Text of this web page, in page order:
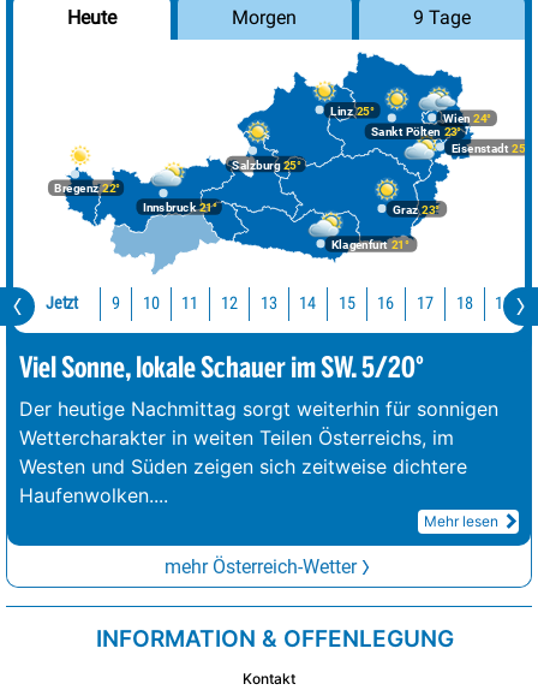
Heute Morgen 9 Tage
Bregenz22°
Graz23°
Innsbruck21°
Klagenfurt 21°
Linz25°
Salzburg25°
Wien 24°
Eisenstadt 25°
Sankt Pölten 23°
Jetzt 9 10 11 12 13 14 15 16 17 18 19
Viel Sonne, lokale Schauer im SW. 5/20°
Der heutige Nachmittag sorgt weiterhin für sonnigen
Wettercharakter in weiten Teilen Österreichs, im
Westen und Süden zeigen sich zeitweise dichtere
Haufenwolken....
Mehr lesen
mehr Österreich-Wetter
INFORMATION & OFFENLEGUNG
Kontakt